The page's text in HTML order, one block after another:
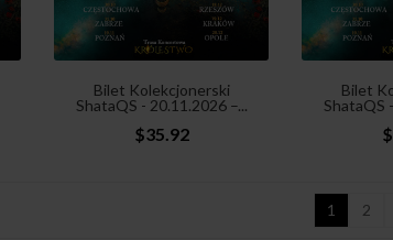
Bilet Kolekcjonerski
ShataQS - 20.11.2026 –...
$35.92
Bilet
ShataQS
1 2